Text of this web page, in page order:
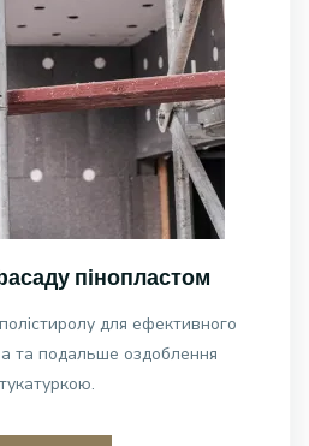
пінопластом
для ефективного
та подальше оздоблення